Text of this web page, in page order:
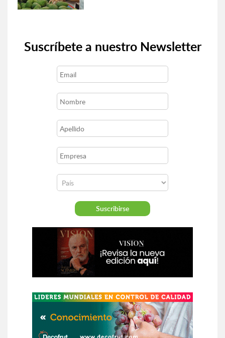
Suscríbete a nuestro Newsletter